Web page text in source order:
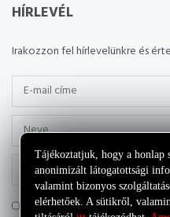
HÍRLEVÉL
Irakozzon fel hírlevelünkre és
Tudomásul veszem, hogy az
Tájékoztatjuk, hogy a honlap
anonimizált látogatottsági
valamint bizonyos
elérhetőek. A sütikről,